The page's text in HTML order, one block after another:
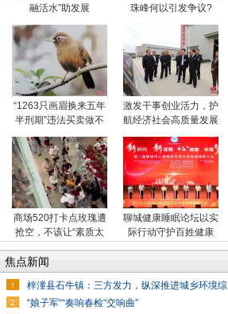
融活水”助发展
珠峰何以引发争议?
“1263只画眉换来五年
半刑期”违法买卖做不
激发干事创业活力，护
航经济社会高质量发展
商场520打卡点玫瑰遭
抢空，不该让“素质太
聊城健康睡眠论坛以实
际行动守护百姓健康
焦点新闻
梓潼县石牛镇：三方发力，纵深推进城乡环境综
“娘子军““奏响春检“交响曲”